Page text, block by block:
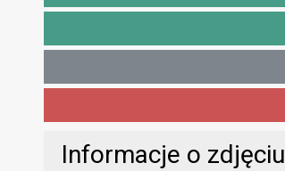
Informacje o zdjęciu